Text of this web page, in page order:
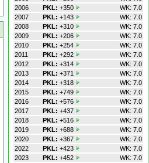
2006
PKL: +350
WK: 7.0
2007
PKL: +143
WK: 7.0
2008
PKL: +310
WK: 7.0
2009
PKL: +206
WK: 7.0
2010
PKL: +254
WK: 7.0
2011
PKL: +292
WK: 7.0
2012
PKL: +314
WK: 7.0
2013
PKL: +371
WK: 7.0
2014
PKL: +318
WK: 7.0
2015
PKL: +749
WK: 7.0
2016
PKL: +576
WK: 7.0
2017
PKL: +437
WK: 7.0
2018
PKL: +516
WK: 7.0
2019
PKL: +688
WK: 7.0
2020
PKL: +367
WK: 7.0
2022
PKL: +423
WK: 7.0
2023
PKL: +452
WK: 7.0